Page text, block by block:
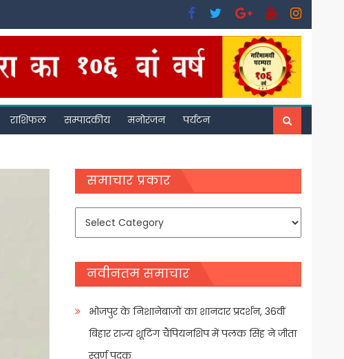
राशिफल सम्पादकीय मनोरंजन पर्यटन
समाचार प्रकार
समाचार
नवीनतम समाचार
भोजपुर के निशानेबाजों का शानदार प्रदर्शन, 36वीं
बिहार राज्य शूटिंग चैंपियनशिप में पलक सिंह ने जीता
स्वर्ण पदक